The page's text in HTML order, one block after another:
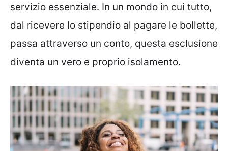
servizio essenziale. In un mondo in cui tutto,
dal ricevere lo stipendio al pagare le bollette,
passa attraverso un conto, questa esclusione
diventa un vero e proprio isolamento.